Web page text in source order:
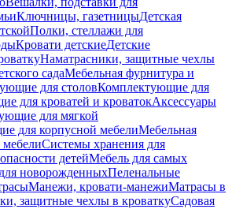
Ключницы, газетницыДетская
Полки, стеллажи для
Кровати детскиеДетские
Наматрасники, защитные чехлы
садаМебельная фурнитура и
для столовКомплектующие для
для кроватей и кроватокАксессуары
для мягкой
для корпусной мебелиМебельная
Системы хранения для
детейМебель для самых
новорожденныхПеленальные
Манежи, кровати-манежиМатрасы в
защитные чехлы в кроваткуСадовая